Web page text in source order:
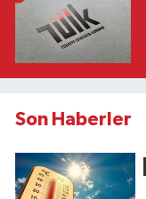
Son Haberler